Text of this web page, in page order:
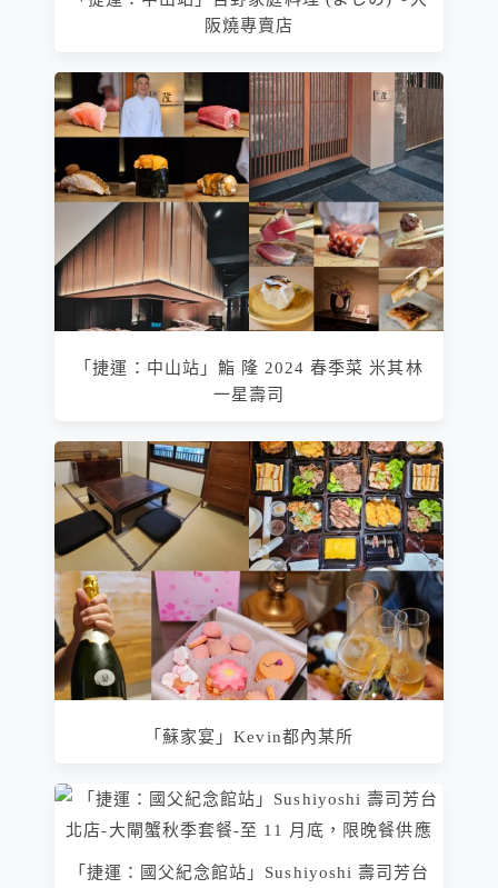
阪燒專賣店
「捷運：中山站」鮨 隆 2024 春季菜 米其林
一星壽司
「蘇家宴」Kevin都內某所
「捷運：國父紀念館站」Sushiyoshi 壽司芳台